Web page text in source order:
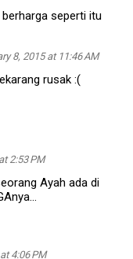
seperti itu
8, 2015 at 11:46 AM
rusak :(
2:53 PM
Ayah ada di
4:06 PM